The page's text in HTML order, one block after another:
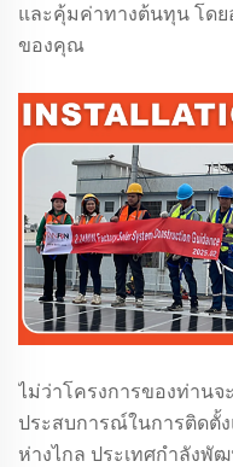
และคุ้มค่าทางต้นทุน โดย
ของคุณ
ไม่ว่าโครงการของท่านจ
ประสบการณ์ในการติดตั้
ห่างไกล ประเทศกำลังพั